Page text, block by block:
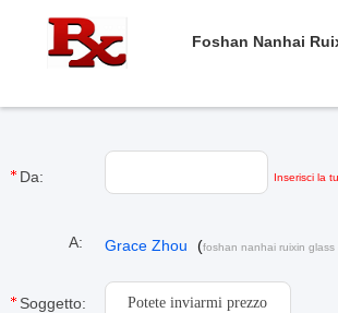
Foshan Nanhai
Da: Inserisci la
A: Grace Zhou (foshan nanhai ruixin glass
orario 19 minuti fa
Soggetto: